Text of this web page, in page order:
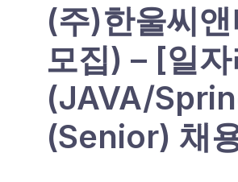
(주)한울씨
모집) – [일
(JAVA/
(Senior) 채